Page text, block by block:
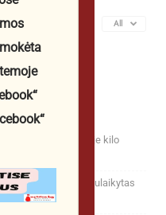
All
sandėlyje kilo
prezidento vizitą sulaikytas